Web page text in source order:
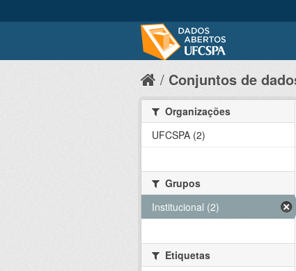
Conjuntos de
Organizações
UFCSPA (2)
Grupos
Institucional (2)
Etiquetas